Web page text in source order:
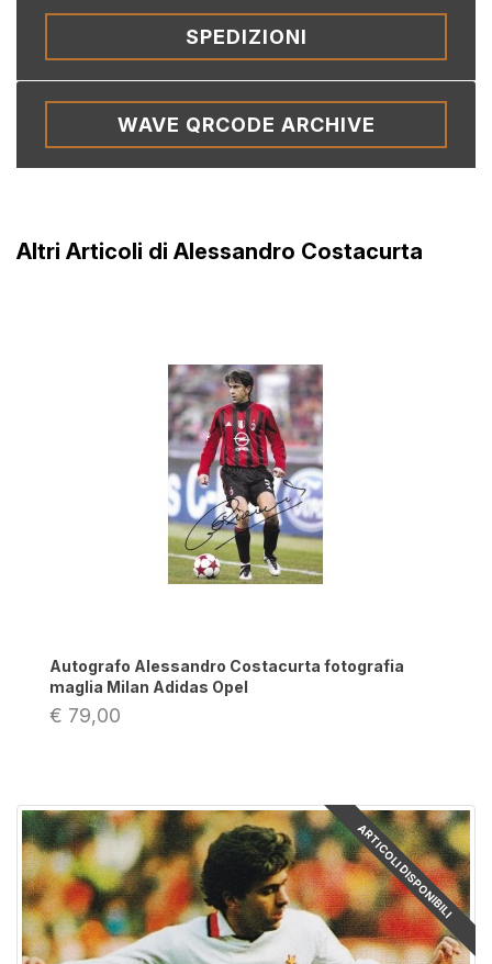
ARTICOLI DISPONIBILI
SPEDIZIONI
WAVE QRCODE ARCHIVE
Altri Articoli di Alessandro Costacurta
Autografo Alessandro Costacurta fotografia
maglia Milan Adidas Opel
€ 79,00